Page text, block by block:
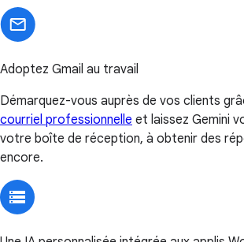
Adoptez Gmail au travail
Démarquez-vous auprès de vos clients
courriel professionnelle et laissez Gemini
votre boîte de réception, à obtenir des
encore.